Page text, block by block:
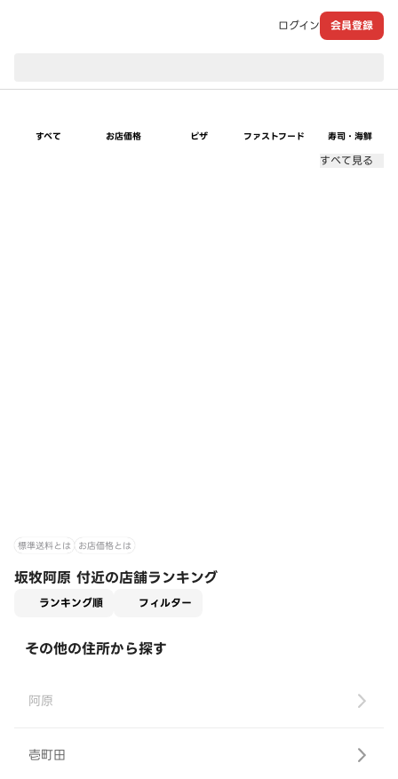
ログイン 会員登録
すべて お店価格 ピザ ファストフード 寿司・海鮮
すべて見る
標準送料とは お店価格とは
坂牧阿原 付近の店舗ランキング
ランキング順 フィルター
その他の住所から探す
阿原
壱町田